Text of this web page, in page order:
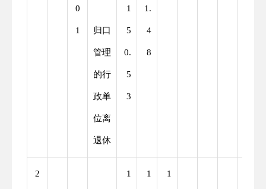
0
1 归口
管理
的行
政单
位离
退休
1
5
0.
5
3
1.
4
8
2 1 1 1